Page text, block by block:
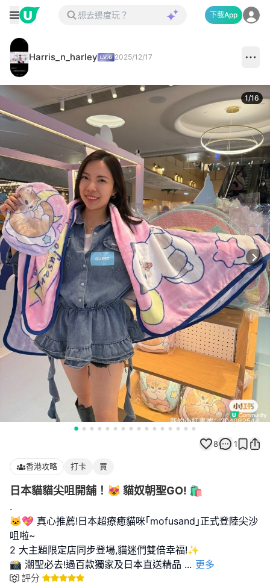
下載App
Harris_n_harley 2025/12/17
1/16
8 1
香港攻略 打卡 買
日本貓貓尖咀開舖！😻 貓奴朝聖GO! 🛍️
.
🐱💖 真心推薦!日本超療癒貓咪｢mofusand｣正式登陸尖沙
咀啦~
2 大主題限定店同步登場,貓迷們雙倍幸福!✨
📸 潮聖必去!過百款獨家及日本直送精品 ... 更多
評分